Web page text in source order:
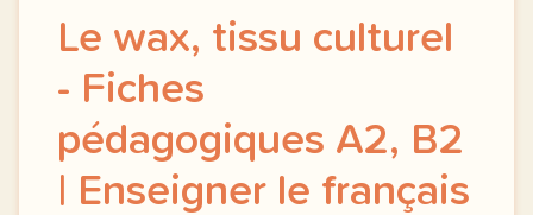
Le wax, tissu culturel
- Fiches
pédagogiques A2, B2
| Enseigner le français